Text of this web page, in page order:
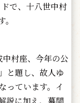
で、十八世中村
村座、今年の公
と題し、故人ゆ
っています。イ